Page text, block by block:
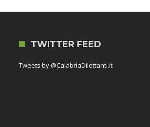
TWITTER FEED
Tweets by @CalabriaDilettanti.it